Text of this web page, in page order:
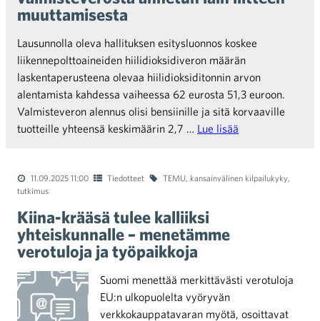
muuttamisesta
Lausunnolla oleva hallituksen esitysluonnos koskee
liikennepolttoaineiden hiilidioksidiveron määrän
laskentaperusteena olevaa hiilidioksiditonnin arvon
alentamista kahdessa vaiheessa 62 eurosta 51,3 euroon.
Valmisteveron alennus olisi bensiinille ja sitä korvaaville
tuotteille yhteensä keskimäärin 2,7 … Lue lisää
11.09.2025 11:00 Tiedotteet TEMU, kansainvälinen kilpailukyky,
tutkimus
Kiina-krääsä tulee kalliiksi
yhteiskunnalle – menetämme
verotuloja ja työpaikkoja
Suomi menettää merkittävästi verotuloja
EU:n ulkopuolelta vyöryvän
verkkokauppatavaran myötä, osoittavat